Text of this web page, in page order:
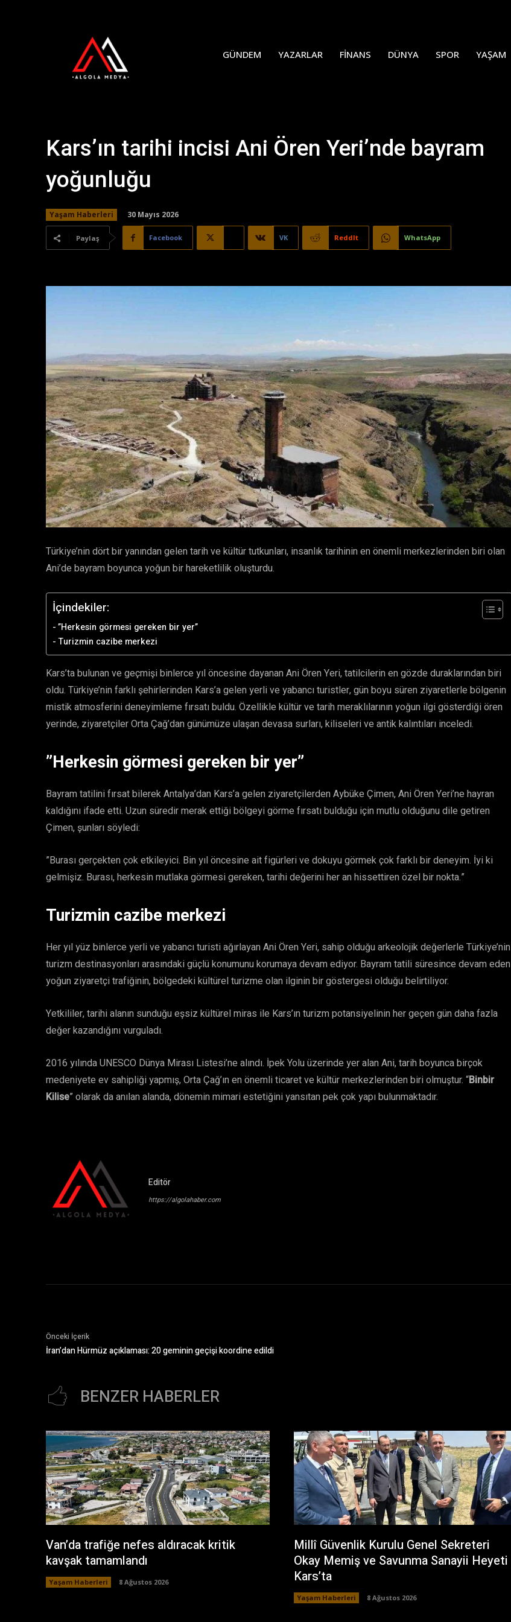
GÜNDEM YAZARLAR FINANS DÜNYA SPOR YAŞAM
Kars’ın tarihi incisi Ani Ören Yeri’nde bayram
yoğunluğu
Yaşam Haberleri 30 Mayıs 2026
Paylaş Facebook VK ReddIt WhatsApp
Türkiye’nin dört bir yanından gelen tarih ve kültür tutkunları, insanlık tarihinin en önemli merkezlerinden biri olan
Ani’de bayram boyunca yoğun bir hareketlilik oluşturdu.
İçindekiler:
​”Herkesin görmesi gereken bir yer”
​Turizmin cazibe merkezi
​Kars’ta bulunan ve geçmişi binlerce yıl öncesine dayanan Ani Ören Yeri, tatilcilerin en gözde duraklarından biri
oldu. Türkiye’nin farklı şehirlerinden Kars’a gelen yerli ve yabancı turistler, gün boyu süren ziyaretlerle bölgenin
mistik atmosferini deneyimleme fırsatı buldu. ​Özellikle kültür ve tarih meraklılarının yoğun ilgi gösterdiği ören
yerinde, ziyaretçiler Orta Çağ’dan günümüze ulaşan devasa surları, kiliseleri ve antik kalıntıları inceledi.
​”Herkesin görmesi gereken bir yer”
​Bayram tatilini fırsat bilerek Antalya’dan Kars’a gelen ziyaretçilerden Aybüke Çimen, Ani Ören Yeri’ne hayran
kaldığını ifade etti. Uzun süredir merak ettiği bölgeyi görme fırsatı bulduğu için mutlu olduğunu dile getiren
Çimen, şunları söyledi:
​”Burası gerçekten çok etkileyici. Bin yıl öncesine ait figürleri ve dokuyu görmek çok farklı bir deneyim. İyi ki
gelmişiz. Burası, herkesin mutlaka görmesi gereken, tarihi değerini her an hissettiren özel bir nokta.”
​Turizmin cazibe merkezi
​Her yıl yüz binlerce yerli ve yabancı turisti ağırlayan Ani Ören Yeri, sahip olduğu arkeolojik değerlerle Türkiye’nin
turizm destinasyonları arasındaki güçlü konumunu korumaya devam ediyor. Bayram tatili süresince devam eden
yoğun ziyaretçi trafiğinin, bölgedeki kültürel turizme olan ilginin bir göstergesi olduğu belirtiliyor.
​Yetkililer, tarihi alanın sunduğu eşsiz kültürel miras ile Kars’ın turizm potansiyelinin her geçen gün daha fazla
değer kazandığını vurguladı.
​2016 yılında UNESCO Dünya Mirası Listesi’ne alındı. İpek Yolu üzerinde yer alan Ani, tarih boyunca birçok
medeniyete ev sahipliği yapmış, Orta Çağ’ın en önemli ticaret ve kültür merkezlerinden biri olmuştur. “Binbir
Kilise” olarak da anılan alanda, dönemin mimari estetiğini yansıtan pek çok yapı bulunmaktadır.
Editör
https://algolahaber.com
Önceki İçerik
İran’dan Hürmüz açıklaması: 20 geminin geçişi koordine edildi
BENZER HABERLER
Van’da trafiğe nefes aldıracak kritik
kavşak tamamlandı
Yaşam Haberleri 8 Ağustos 2026
Millî Güvenlik Kurulu Genel Sekreteri
Okay Memiş ve Savunma Sanayii Heyeti
Kars’ta
Yaşam Haberleri 8 Ağustos 2026